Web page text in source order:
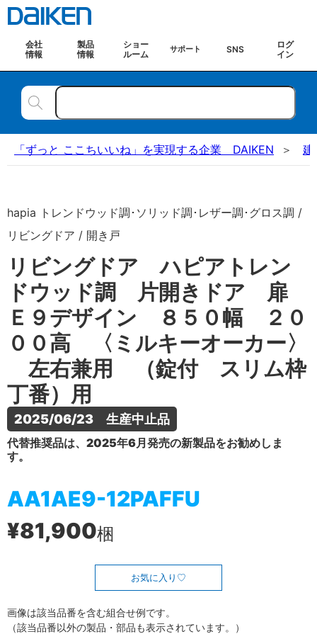
会社
情報
製品
情報
ショー
ルーム
サポート SNS
ログ
イン
「ずっと ここちいいね」を実現する企業 DAIKEN 建
hapia トレンドウッド調･ソリッド調･レザー調･グロス調 /
リビングドア / 開き戸
リビングドア ハピアトレン
ドウッド調 片開きドア 扉
Ｅ９デザイン ８５０幅 ２０
００高 〈ミルキーオーカー〉
左右兼用 （錠付 スリム枠
丁番）用
2025/06/23　生産中止品
代替推奨品は、2025年6月発売の新製品をお勧めしま
す。
AA1AE9-12PAFFU
¥81,900梱
お気に入り
画像は該当品番を含む組合せ例です。
（該当品番以外の製品・部品も表示されています。）